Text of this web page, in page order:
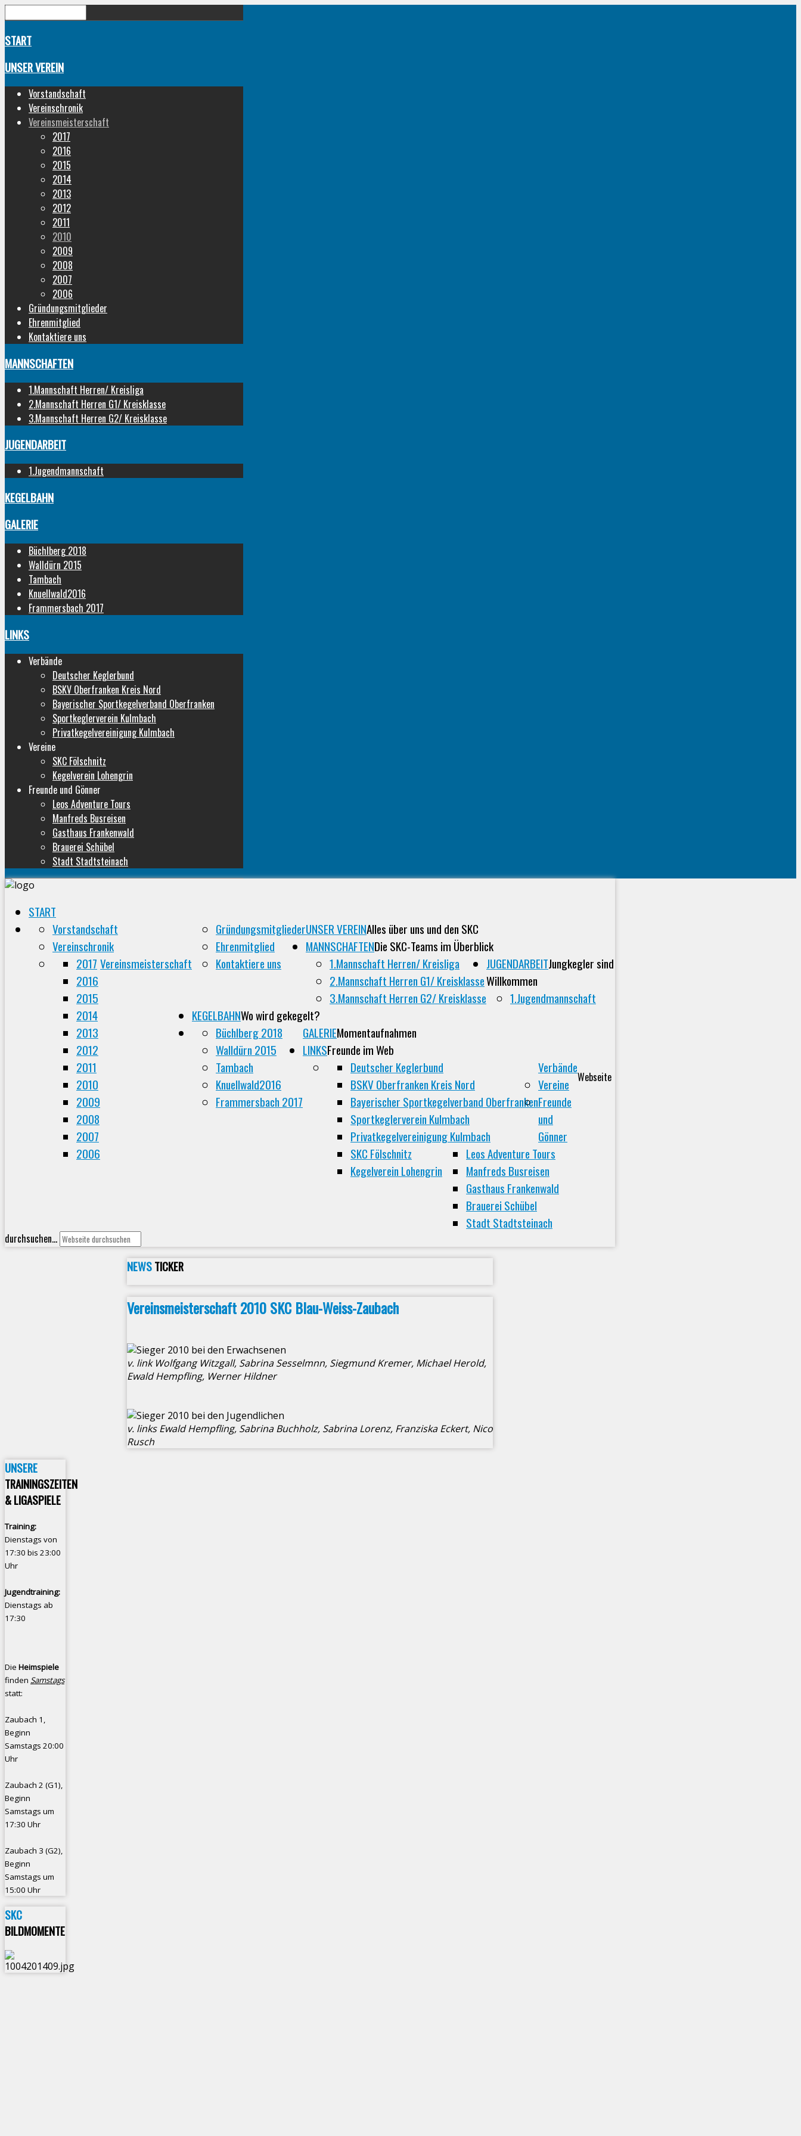
START
UNSER VEREIN
Vorstandschaft
Vereinschronik
Vereinsmeisterschaft
2017
2016
2015
2014
2013
2012
2011
2010
2009
2008
2007
2006
Gründungsmitglieder
Ehrenmitglied
Kontaktiere uns
MANNSCHAFTEN
1.Mannschaft Herren/ Kreisliga
2.Mannschaft Herren G1/ Kreisklasse
3.Mannschaft Herren G2/ Kreisklasse
JUGENDARBEIT
1.Jugendmannschaft
KEGELBAHN
GALERIE
Büchlberg 2018
Walldürn 2015
Tambach
Knuellwald2016
Frammersbach 2017
LINKS
Verbände
Deutscher Keglerbund
BSKV Oberfranken Kreis Nord
Bayerischer Sportkegelverband Oberfranken
Sportkeglerverein Kulmbach
Privatkegelvereinigung Kulmbach
Vereine
SKC Fölschnitz
Kegelverein Lohengrin
Freunde und Gönner
Leos Adventure Tours
Manfreds Busreisen
Gasthaus Frankenwald
Brauerei Schübel
Stadt Stadtsteinach
START
UNSER VEREINAlles über uns und den SKC
Vorstandschaft
Vereinschronik
Vereinsmeisterschaft
2017
2016
2015
2014
2013
2012
2011
2010
2009
2008
2007
2006
Gründungsmitglieder
Ehrenmitglied
Kontaktiere uns
MANNSCHAFTENDie SKC-Teams im Überblick
1.Mannschaft Herren/ Kreisliga
2.Mannschaft Herren G1/ Kreisklasse
3.Mannschaft Herren G2/ Kreisklasse
JUGENDARBEITJungkegler sind
Willkommen
1.Jugendmannschaft
KEGELBAHNWo wird gekegelt?
GALERIEMomentaufnahmen
Büchlberg 2018
Walldürn 2015
Tambach
Knuellwald2016
Frammersbach 2017
LINKSFreunde im Web
Verbände
Deutscher Keglerbund
BSKV Oberfranken Kreis Nord
Bayerischer Sportkegelverband Oberfranken
Sportkeglerverein Kulmbach
Privatkegelvereinigung Kulmbach
Vereine
SKC Fölschnitz
Kegelverein Lohengrin
Freunde
und
Gönner
Leos Adventure Tours
Manfreds Busreisen
Gasthaus Frankenwald
Brauerei Schübel
Stadt Stadtsteinach
Webseite
durchsuchen...
NEWSTICKER
Vereinsmeisterschaft 2010 SKC Blau-Weiss-Zaubach
v. link Wolfgang Witzgall, Sabrina Sesselmnn, Siegmund Kremer, Michael Herold,
Ewald Hempfling, Werner Hildner
v. links Ewald Hempfling, Sabrina Buchholz, Sabrina Lorenz, Franziska Eckert, Nico
Rusch
UNSERE
TRAININGSZEITEN
& LIGASPIELE
Training:
Dienstags von
17:30 bis 23:00
Uhr
Jugendtraining:
Dienstags ab
17:30
Die Heimspiele
finden Samstags
statt:
Zaubach 1,
Beginn
Samstags 20:00
Uhr
Zaubach 2 (G1),
Beginn
Samstags um
17:30 Uhr
Zaubach 3 (G2),
Beginn
Samstags um
15:00 Uhr
SKC
BILDMOMENTE